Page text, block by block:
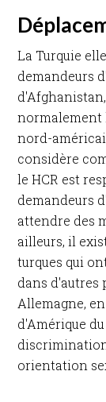
La Turquie
demandeurs
normalement
nord-
considère
le HCR est
demandeurs
attendre des
ailleurs, il
turques qui
dans d'autres
Allemagne,
d'Amérique
orientation